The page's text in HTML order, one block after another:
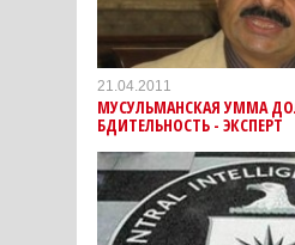
21.04.2011
МУСУЛЬМАНСКАЯ УММА
БДИТЕЛЬНОСТЬ - ЭКСПЕРТ